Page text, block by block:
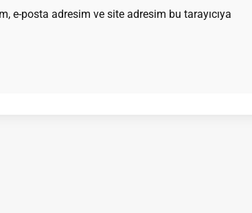
e-posta adresim ve site adresim bu tarayıcıya